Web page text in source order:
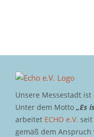
Unsere Messestadt ist
Unter dem Motto „Es
arbeitet ECHO e.V. seit
gemäß dem